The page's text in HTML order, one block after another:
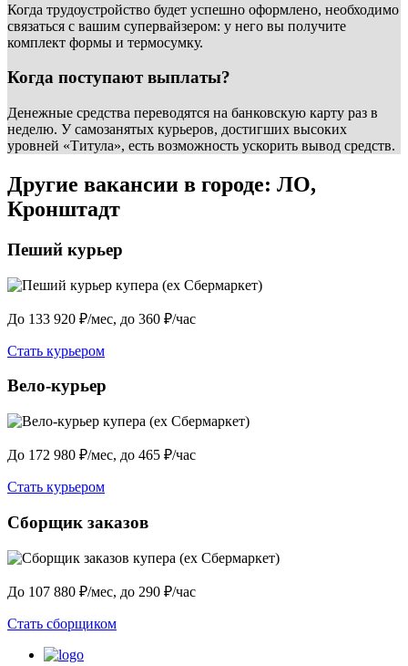
Когда трудоустройство будет успешно оформлено, необходимо
связаться с вашим супервайзером: у него вы получите
комплект формы и термосумку.
Когда поступают выплаты?
Денежные средства переводятся на банковскую карту раз в
неделю. У самозанятых курьеров, достигших высоких
уровней «Титула», есть возможность ускорить вывод средств.
Другие вакансии в городе: ЛО,
Кронштадт
Пеший курьер
До 133 920 ₽/мес, до 360 ₽/час
Стать курьером
Вело-курьер
До 172 980 ₽/мес, до 465 ₽/час
Стать курьером
Сборщик заказов
До 107 880 ₽/мес, до 290 ₽/час
Стать сборщиком